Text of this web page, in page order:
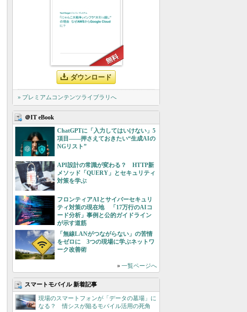
ダウンロード
» プレミアムコンテンツライブラリへ
＠IT eBook
ChatGPTに「入力してはいけない」5
項目――押さえておきたい“生成AIの
NGリスト”
API設計の常識が変わる？ HTTP新
メソッド「QUERY」とセキュリティ
対策を学ぶ
フロンティアAIとサイバーセキュリ
ティ対策の現在地 「17万行のAIコ
ード分析」事例と公的ガイドライン
が示す道筋
「無線LANがつながらない」の苦情
をゼロに 3つの現場に学ぶネットワ
ーク改善術
» 一覧ページへ
スマートモバイル 新着記事
現場のスマートフォンが「データの墓場」に
なる？ 情シスが陥るモバイル活用の死角